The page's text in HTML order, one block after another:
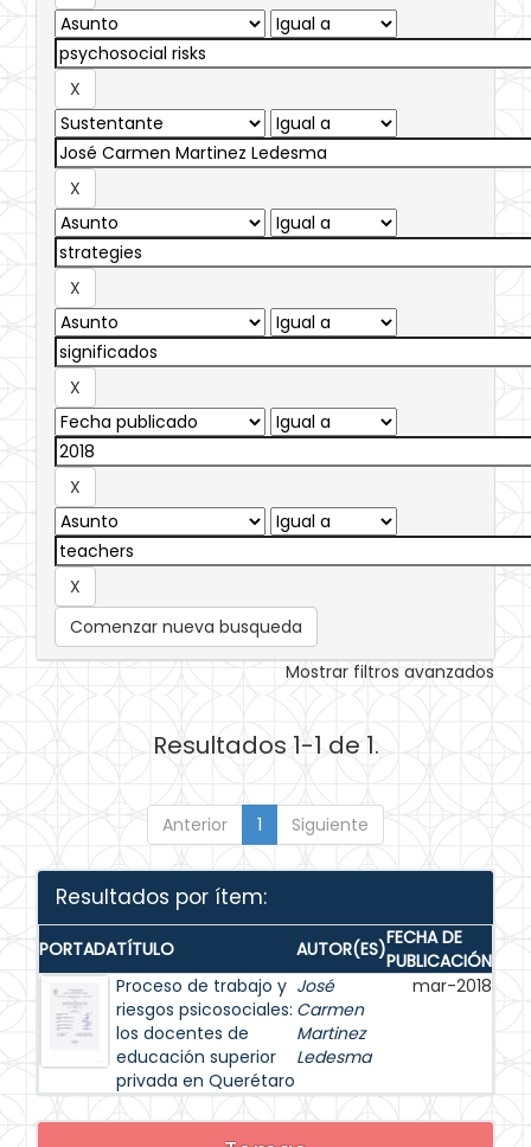
Comenzar nueva busqueda
Mostrar filtros avanzados
Resultados 1-1 de 1.
Anterior 1 Siguiente
Resultados por ítem:
PORTADATÍTULO AUTOR(ES)FECHA DE
PUBLICACIÓN
Proceso de trabajo y
riesgos psicosociales:
los docentes de
educación superior
privada en Querétaro
José
Carmen
Martinez
Ledesma
mar-2018